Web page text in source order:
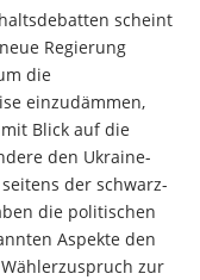
scheint
Regierung
die
einzudämmen,
Blick auf die
den Ukraine-
der schwarz-
die politischen
Aspekte den
zur